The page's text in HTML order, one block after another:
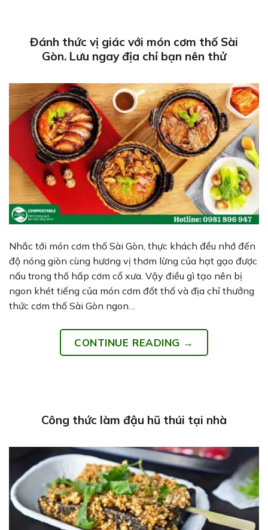
Đánh thức vị giác với món cơm thố Sài
Gòn. Lưu ngay địa chỉ bạn nên thử
Nhắc tới món cơm thố Sài Gòn, thực khách đều nhớ đến
độ nóng giòn cùng hương vị thơm lừng của hạt gạo được
nấu trong thố hấp cơm cổ xưa. Vậy điều gì tạo nên bị
ngon khét tiếng của món cơm đốt thố và địa chỉ thưởng
thức cơm thố Sài Gòn ngon…
CONTINUE READING →
Công thức làm đậu hũ thúi tại nhà